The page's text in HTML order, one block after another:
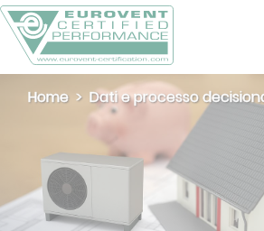
Home Dati e processo